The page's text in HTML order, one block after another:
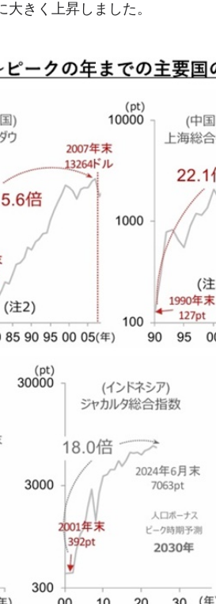
きく上昇しました。